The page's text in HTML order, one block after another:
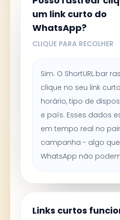
um link curto do
WhatsApp?
CLIQUE PARA RECOLHER
Sim. O ShortURL.bar
clique no seu link
horário, tipo de
e país. Esses dados
em tempo real no
campanha - algo
WhatsApp não
Links curtos